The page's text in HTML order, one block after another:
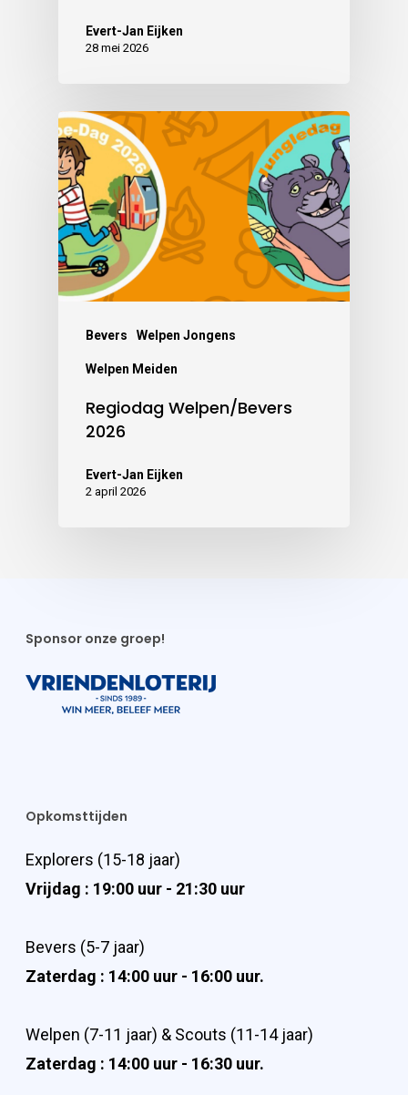
Evert-Jan Eijken
28 mei 2026
Bevers Welpen Jongens
Welpen Meiden
Regiodag Welpen/Bevers
2026
Evert-Jan Eijken
2 april 2026
Sponsor onze groep!
Opkomsttijden
Explorers (15-18 jaar)
Vrijdag : 19:00 uur - 21:30 uur
Bevers (5-7 jaar)
Zaterdag : 14:00 uur - 16:00 uur.
Welpen (7-11 jaar) & Scouts (11-14 jaar)
Zaterdag : 14:00 uur - 16:30 uur.